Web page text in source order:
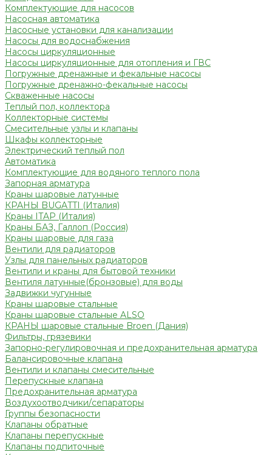
Комплектующие для насосов
Насосная автоматика
Насосные установки для канализации
Насосы для водоснабжения
Насосы циркуляционные
Насосы циркуляционные для отопления и ГВС
Погружные дренажные и фекальные насосы
Погружные дренажно-фекальные насосы
Скваженные насосы
Теплый пол, коллектора
Коллекторные системы
Смесительные узлы и клапаны
Шкафы коллекторные
Электрический теплый пол
Автоматика
Комплектующие для водяного теплого пола
Запорная арматура
Краны шаровые латунные
КРАНЫ BUGATTI (Италия)
Краны ITAP (Италия)
Краны БАЗ, Галлоп (Россия)
Краны шаровые для газа
Вентили для радиаторов
Узлы для панельных радиаторов
Вентили и краны для бытовой техники
Вентиля латунные(бронзовые) для воды
Задвижки чугунные
Краны шаровые стальные
Краны шаровые стальные ALSO
КРАНЫ шаровые стальные Broen (Дания)
Фильтры, грязевики
Запорно-регулировочная и предохранительная арматура
Балансировочные клапана
Вентили и клапаны смесительные
Перепускные клапана
Предохранительная арматура
Воздухоотводчики/сепараторы
Группы безопасности
Клапаны обратные
Клапаны перепускные
Клапаны подпиточные